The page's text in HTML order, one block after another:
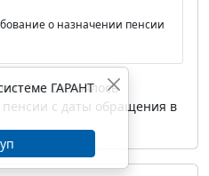
о назначении пенсии
"не состоялось
с даты обращения в
ГАРАНТ